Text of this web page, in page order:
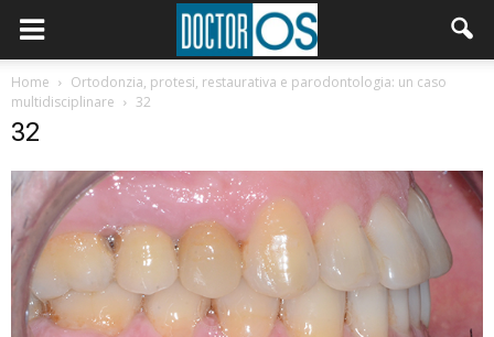
Home
Ortodonzia, protesi, restaurativa e parodontologia: un caso
multidisciplinare
32
32